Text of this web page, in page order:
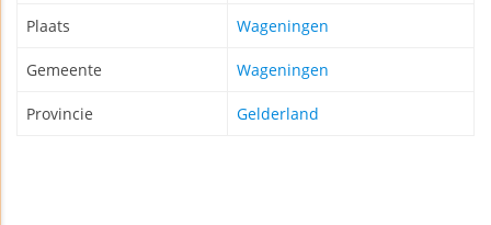
Plaats Wageningen
Gemeente Wageningen
Provincie Gelderland